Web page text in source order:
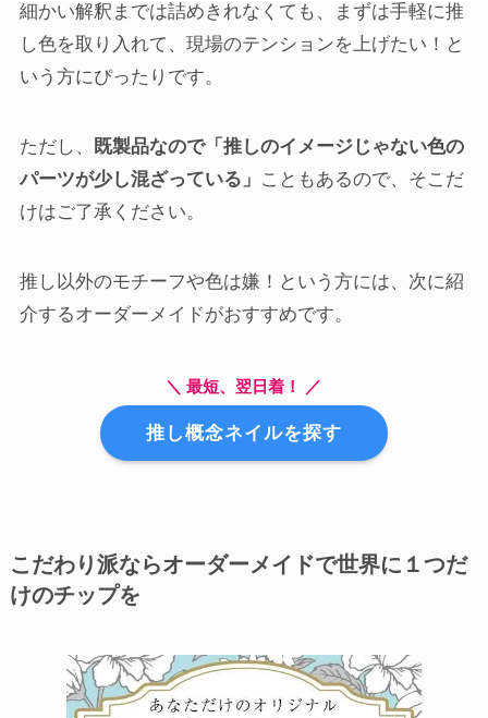
細かい解釈までは詰めきれなくても、まずは手軽に推
し色を取り入れて、現場のテンションを上げたい！と
いう方にぴったりです。
ただし、
既製品なので「推しのイメージじゃない色の
パーツが少し混ざっている」 こともあるので、そこだ
けはご了承ください。
推し以外のモチーフや色は嫌！という方には、次に紹
介するオーダーメイドがおすすめです。
＼ 最短、翌日着！ ／
推し概念ネイルを探す
こだわり派ならオーダーメイドで世界に１つだ
けのチップを